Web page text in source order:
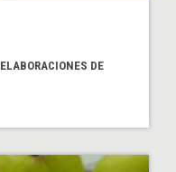
ELABORACIONES DE